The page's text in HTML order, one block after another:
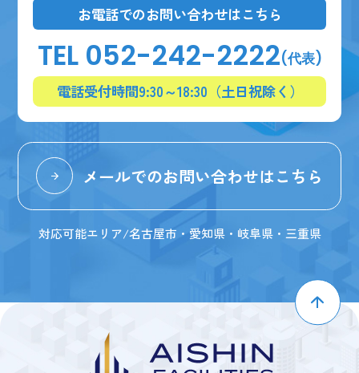
お電話でのお問い合わせはこちら
TEL 052-242-2222(代表)
電話受付時間9:30～18:30（土日祝除く）
メールでのお問い合わせはこちら
対応可能エリア/名古屋市・愛知県・岐阜県・三重県